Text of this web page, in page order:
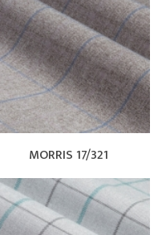
MORRIS 17/321